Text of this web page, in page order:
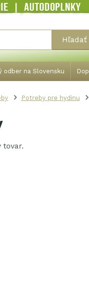
odber na Slovensku
Hľadať
Potreby pre hydinu
tovar.